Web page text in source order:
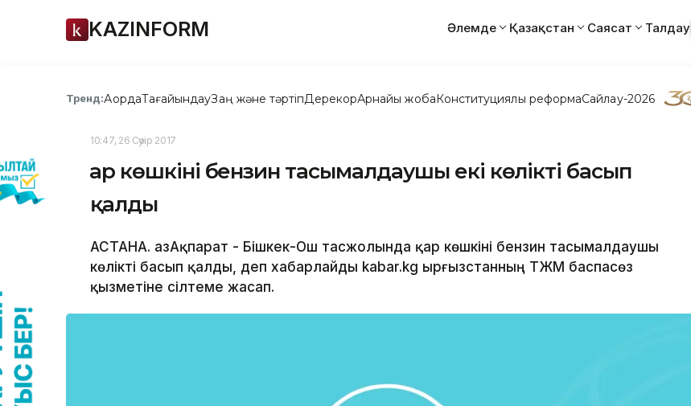
KAZINFORM Әлемде Қазақстан Саясат Талдау
Тренд:АқордаТағайындауЗаң және тәртіпДерекқорАрнайы жобаКонституциялық реформаСайлау-2026
10:47, 26 Сәуір 2017
Қар көшкіні бензин тасымалдаушы екі көлікті басып
қалды
АСТАНА. ҚазАқпарат - Бішкек-Ош тасжолында қар көшкіні бензин тасымалдаушы
көлікті басып қалды, деп хабарлайды kabar.kg Қырғызстанның ТЖМ баспасөз
қызметіне сілтеме жасап.